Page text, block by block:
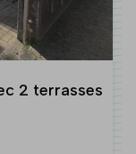
2 terrasses